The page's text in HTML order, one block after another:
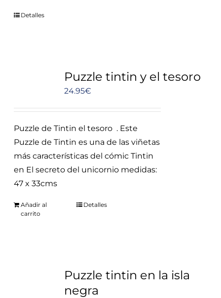
Detalles
Puzzle tintin y el tesoro
24.95€
Puzzle de Tintin el tesoro . Este
Puzzle de Tintin es una de las viñetas
más características del cómic Tintin
en El secreto del unicornio medidas:
47 x 33cms
Añadir al
carrito
Detalles
Puzzle tintin en la isla
negra